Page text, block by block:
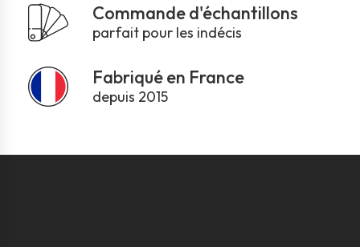
Commande d'échantillons
parfait pour les indécis
Fabriqué en France
depuis 2015